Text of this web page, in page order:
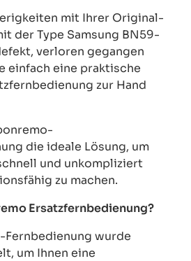
mit Ihrer Original-
der Type Samsung BN59-
verloren gegangen
einfach eine praktische
zur Hand
die ideale Lösung, um
und unkompliziert
zu machen.
Ersatzfernbedienung?
Fernbedienung wurde
um Ihnen eine